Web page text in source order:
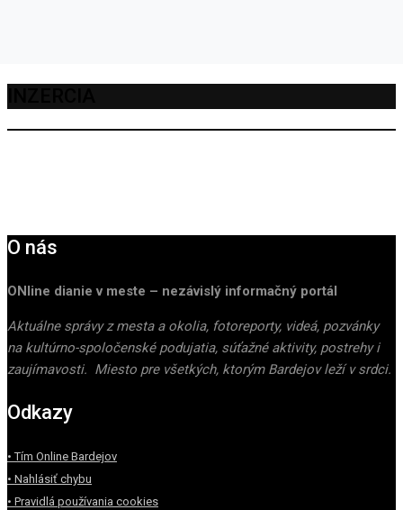
O nás
ONline dianie v meste – nezávislý informačný portál
Aktuálne správy z mesta a okolia, fotoreporty, videá, pozvánky
na kultúrno-spoločenské podujatia, súťažné aktivity, postrehy i
zaujímavosti. Miesto pre všetkých, ktorým Bardejov leží v srdci.
Odkazy
• Tím Online Bardejov
• Nahlásiť chybu
• Pravidlá používania cookies